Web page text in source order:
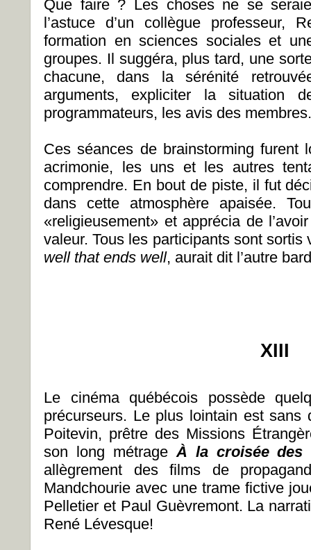
Que faire ? Les choses ne se
l’astuce d’un collègue professeur,
formation en sciences sociales et
groupes. Il suggéra, plus tard, une
chacune, dans la sérénité
arguments, expliciter la situation
programmateurs, les avis des membres.
Ces séances de brainstorming furent
acrimonie, les uns et les autres
comprendre. En bout de piste, il fut
dans cette atmosphère apaisée.
«religieusement» et apprécia de
valeur. Tous les participants sont sortis
well that ends well, aurait dit l’autre
XIII
Le cinéma québécois possède
précurseurs. Le plus lointain est sans
Poitevin, prêtre des Missions
son long métrage À la croisée des
allègrement des films de
Mandchourie avec une trame fictive
Pelletier et Paul Guèvremont. La
René Lévesque!